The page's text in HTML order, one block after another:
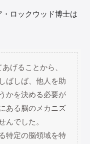
ロックウッド博士は
げることから、
ばしば、他人を助
かを決める必要が
ある脳のメカニズ
んでした。
特定の脳領域を特